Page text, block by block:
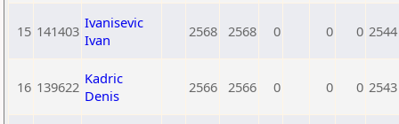
15 141403 Ivanisevic
Ivan
2568 2568 0 0 0 2544
16 139622 Kadric
Denis
2566 2566 0 0 0 2543